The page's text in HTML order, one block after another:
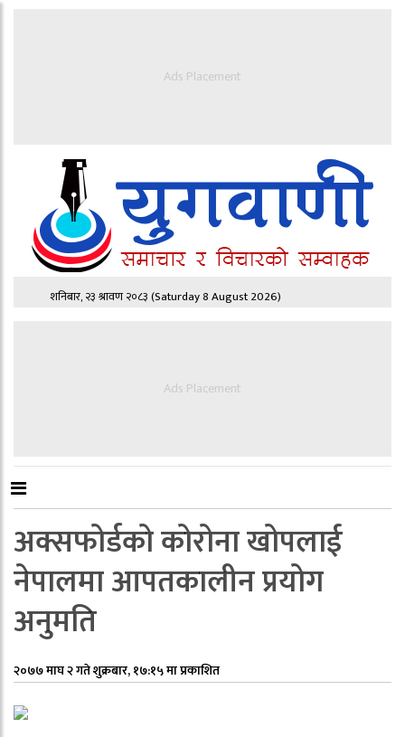
Ads Placement
शनिबार, २३ श्रावण २०८३(Saturday 8 August 2026)
Ads Placement
अक्सफोर्डको कोरोना खोपलाई
नेपालमा आपतकालीन प्रयोग
अनुमति
२०७७ माघ २ गते शुक्रबार, १७:१५ मा प्रकाशित